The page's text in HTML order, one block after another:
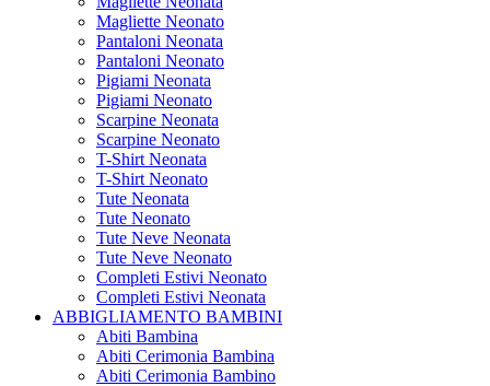
Magliette Neonato
Pantaloni Neonata
Pantaloni Neonato
Pigiami Neonata
Pigiami Neonato
Scarpine Neonata
Scarpine Neonato
T-Shirt Neonata
T-Shirt Neonato
Tute Neonata
Tute Neonato
Tute Neve Neonata
Tute Neve Neonato
Completi Estivi Neonato
Completi Estivi Neonata
ABBIGLIAMENTO BAMBINI
Abiti Bambina
Abiti Cerimonia Bambina
Abiti Cerimonia Bambino